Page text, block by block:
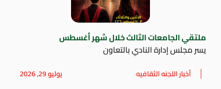
ملتقي الجامعات الثالث خلال شهر أغسطس
يسر مجلس إدارة النادي بالتعاون
أخبار اللجنه الثقافيه يوليو 29, 2026